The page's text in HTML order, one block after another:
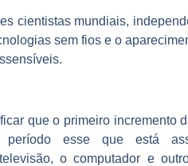
cientistas mundiais,
sem fios e o
.
que o primeiro incremento
esse que está
o computador e